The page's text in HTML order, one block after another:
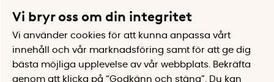
Vi bryr oss om din integritet
Vi använder cookies för att kunna anpassa vårt
innehåll och vår marknadsföring samt för att ge dig
bästa möjliga upplevelse av vår webbplats.
Bekräfta
genom att klicka på “Godkänn och stäng”. Du kan